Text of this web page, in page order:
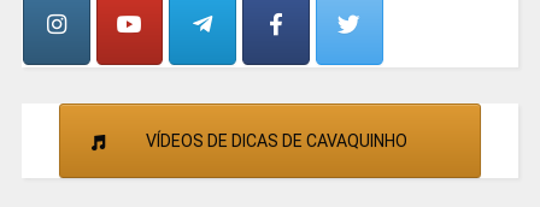
VÍDEOS DE DICAS DE CAVAQUINHO